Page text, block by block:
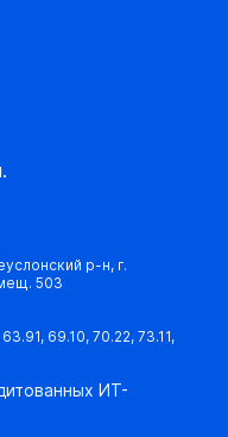
р-н, г.
503
69.10, 70.22, 73.11,
ИТ-